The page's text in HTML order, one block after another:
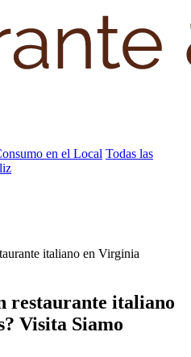
en el Local Todas las
italiano en Virginia
restaurante italiano
Visita Siamo